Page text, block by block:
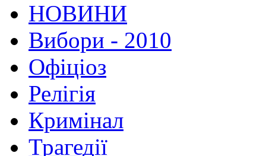
НОВИНИ
Вибори - 2010
Офіціоз
Релігія
Кримінал
Трагедії